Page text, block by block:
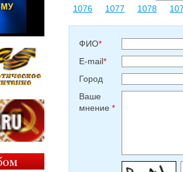
1076
1077 1078
ФИО*
E-mail*
Город
Ваше
мнение *